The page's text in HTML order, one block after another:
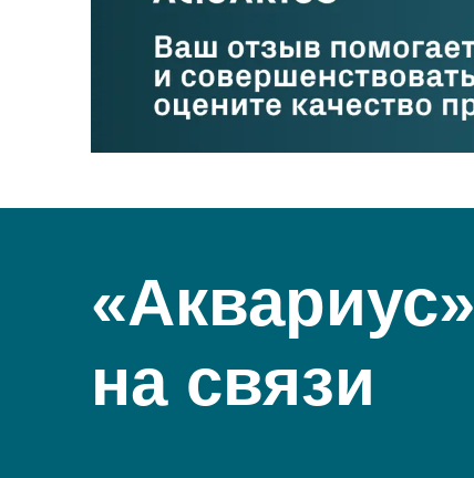
«Аквариус»
на связи